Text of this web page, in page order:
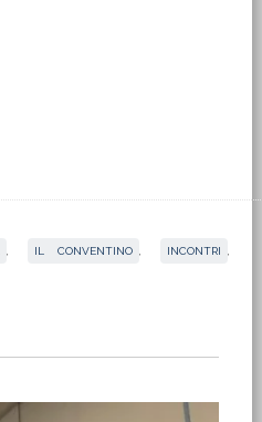
IL CONVENTINO INCONTRI